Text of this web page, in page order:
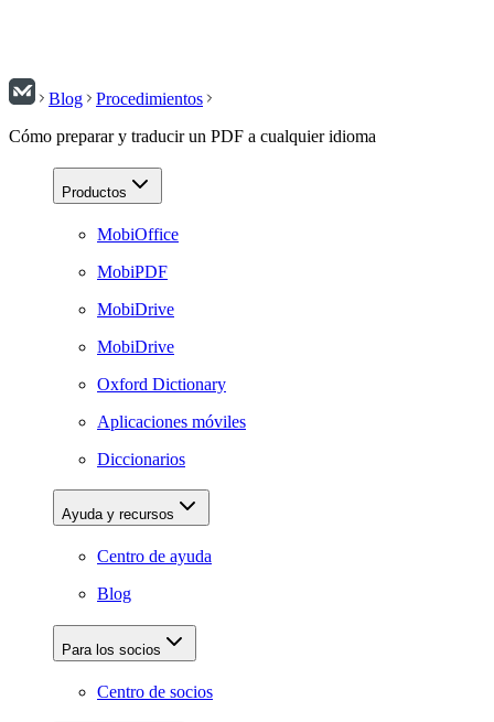
Blog
Procedimientos
Cómo preparar y traducir un PDF a cualquier idioma
Productos
MobiOffice
MobiPDF
MobiDrive
MobiDrive
Oxford Dictionary
Aplicaciones móviles
Diccionarios
Ayuda y recursos
Centro de ayuda
Blog
Para los socios
Centro de socios